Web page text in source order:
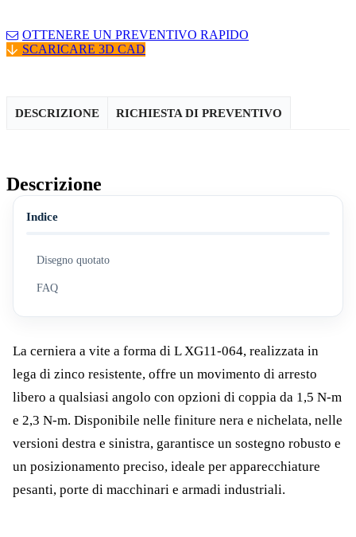
OTTENERE UN PREVENTIVO RAPIDO
SCARICARE 3D CAD
DESCRIZIONE RICHIESTA DI PREVENTIVO
Descrizione
Indice
Disegno quotato
FAQ
La cerniera a vite a forma di L XG11-064, realizzata in
lega di zinco resistente, offre un movimento di arresto
libero a qualsiasi angolo con opzioni di coppia da 1,5 N-m
e 2,3 N-m. Disponibile nelle finiture nera e nichelata, nelle
versioni destra e sinistra, garantisce un sostegno robusto e
un posizionamento preciso, ideale per apparecchiature
pesanti, porte di macchinari e armadi industriali.